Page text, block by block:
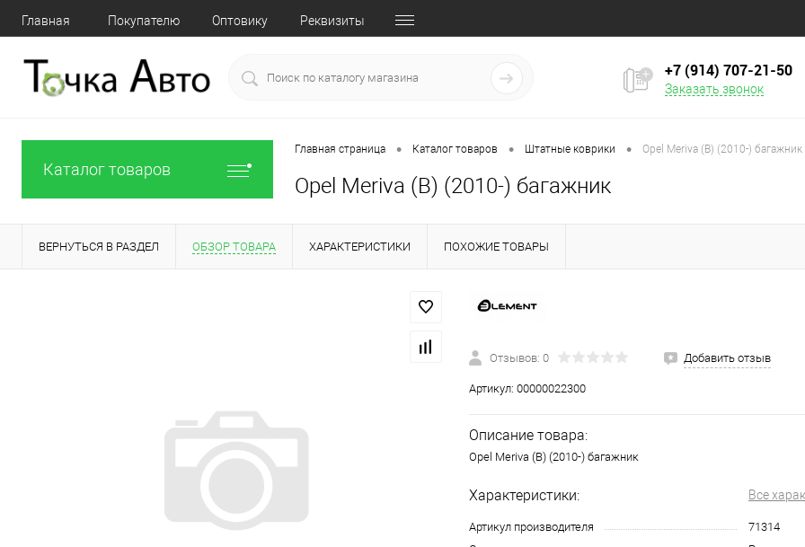
Главная Покупателю Оптовику Реквизиты
+7 (914) 707‒21‒50
Заказать звонок
Каталог товаров
Главная страница • Каталог товаров • Штатные коврики • Opel Meriva (B) (2010-) багажник
Opel Meriva (B) (2010-) багажник
ВЕРНУТЬСЯ В РАЗДЕЛ ОБЗОР ТОВАРА ХАРАКТЕРИСТИКИ ПОХОЖИЕ ТОВАРЫ
Отзывов: 0 Добавить отзыв
Артикул: 00000022300
Описание товара:
Opel Meriva (B) (2010-) багажник
Характеристики: Все
Артикул производителя
71314